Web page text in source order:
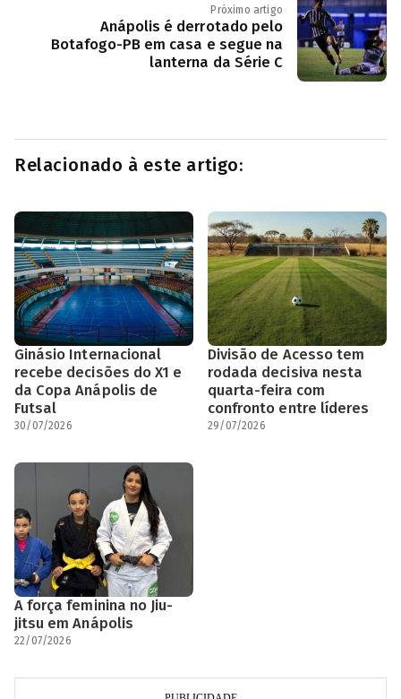
Próximo artigo
Anápolis é derrotado pelo
Botafogo-PB em casa e segue na
lanterna da Série C
Relacionado à este artigo:
Ginásio Internacional
recebe decisões do X1 e
da Copa Anápolis de
Futsal
30/07/2026
Divisão de Acesso tem
rodada decisiva nesta
quarta-feira com
confronto entre líderes
29/07/2026
A força feminina no Jiu-
jitsu em Anápolis
22/07/2026